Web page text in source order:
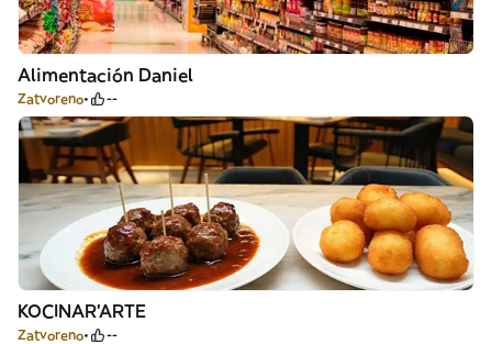
Alimentación Daniel
Zatvoreno --
KOCINAR'ARTE
Zatvoreno --